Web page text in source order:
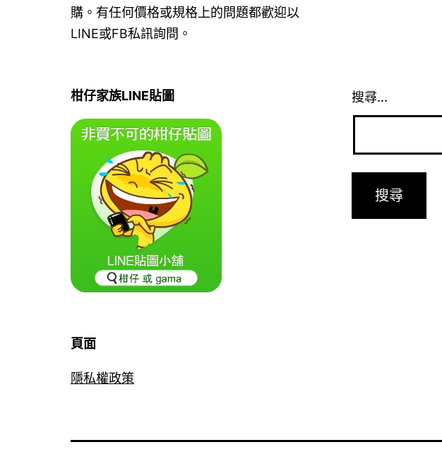
購。有任何價格或規格上的問題都歡迎以
LINE或FB私訊詢問。
柑仔家族LINE貼圖 搜尋...
頁面
隱私權政策